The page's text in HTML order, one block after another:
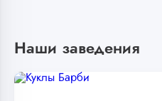
Наши заведения